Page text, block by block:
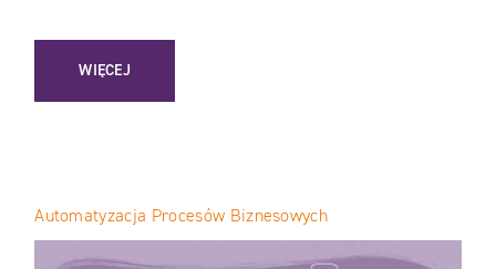
WIĘCEJ
: TRENDY E-COMMERCE W 2023 / PODSUMOWANIE
Automatyzacja Procesów Biznesowych